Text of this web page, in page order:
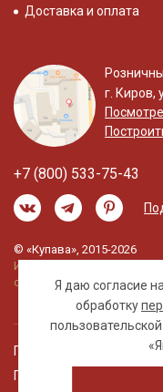
Я даю согласие
обработку
Доставка и оплата
г. Киров,
+7 (800) 533-75-43
© «Купава», 2015-2026
Информация на сайте не
офертой.
Правовая информация
Политика обработки